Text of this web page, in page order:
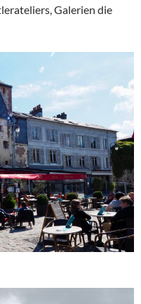
Galerien die